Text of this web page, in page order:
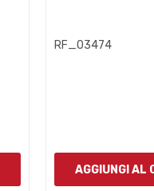
RF_03474
AGGIUNGI AL